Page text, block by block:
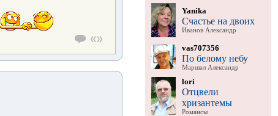
Yanika
Счастье на двоих
Иванов Александр
vas707356
По белому небу
Маршал Александр
lori
Отцвели
хризантемы
Романсы